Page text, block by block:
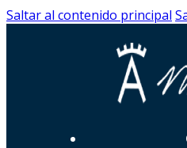
Saltar al contenido principal